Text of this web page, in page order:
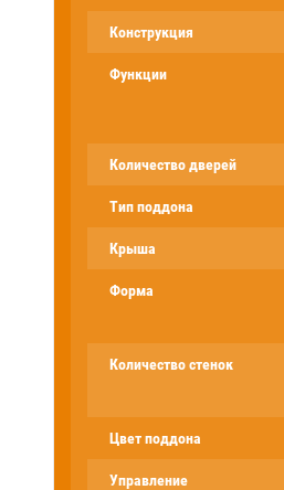
Конструкция
Функции
Количество дверей
Тип поддона
Крыша
Форма
Количество стенок
Цвет поддона
Управление